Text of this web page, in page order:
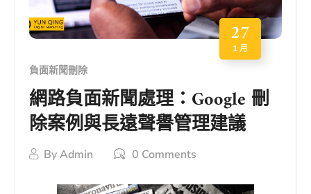
27
1 月
負面新聞刪除
網路負面新聞處理：Google 刪
除案例與長遠聲譽管理建議
ByAdmin 0 Comments